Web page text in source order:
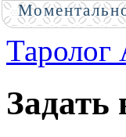
Таролог
Задать